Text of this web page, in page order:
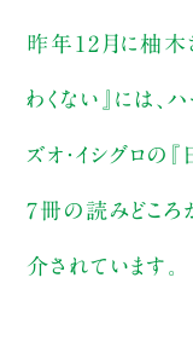
昨年12月に柚木
わくない』には、
ズオ・イシグロの
7冊の読みどころ
介されています。